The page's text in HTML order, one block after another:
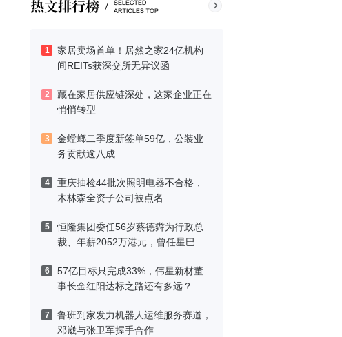
1
家居卖场首单！居然之家24亿机构
间REITs获深交所无异议函
2
藏在家居供应链深处，这家企业正在
悄悄转型
3
金螳螂二季度新签单59亿，公装业
务贡献逾八成
4
重庆抽检44批次照明电器不合格，
木林森全资子公司被点名
5
恒隆集团委任56岁蔡德粦为行政总
裁、年薪2052万港元，曾任星巴克
6
57亿目标只完成33%，伟星新材董
事长金红阳达标之路还有多远？
7
鲁班到家发力机器人运维服务赛道，
邓崴与张卫军握手合作